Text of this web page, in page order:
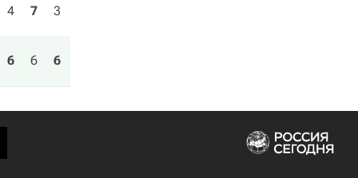
4 7 3
6 6 6